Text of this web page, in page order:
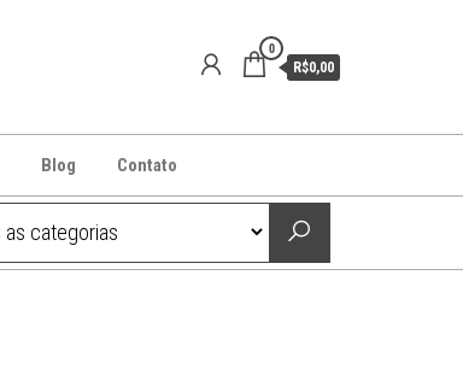
0
R$0,00
Blog Contato